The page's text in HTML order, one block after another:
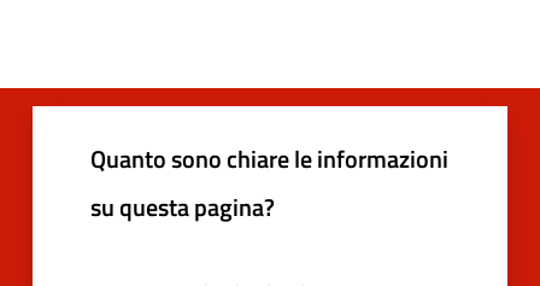
Quanto sono chiare le informazioni
su questa pagina?